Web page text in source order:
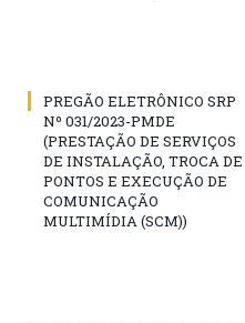
PREGÃO ELETRÔNICO SRP
Nº 031/2023-PMDE
(PRESTAÇÃO DE SERVIÇOS
DE INSTALAÇÃO, TROCA DE
PONTOS E EXECUÇÃO DE
COMUNICAÇÃO
MULTIMÍDIA (SCM))